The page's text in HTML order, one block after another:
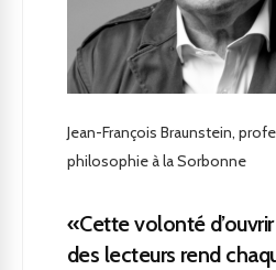
Jean-François Braunstein,
philosophie à la Sorbonne
«Cette volonté
des lecteurs rend